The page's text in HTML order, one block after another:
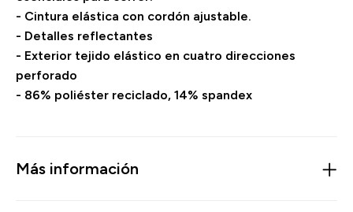
- Cintura elástica con cordón ajustable.
- Detalles reflectantes
- Exterior tejido elástico en cuatro direcciones
perforado
- 86% poliéster reciclado, 14% spandex
Más información